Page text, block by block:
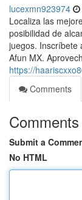
lucexmn923974
Localiza las
posibilidad de
juegos. Inscríbete
Afun MX.
https://
Comments
Comments
Submit a
No HTML